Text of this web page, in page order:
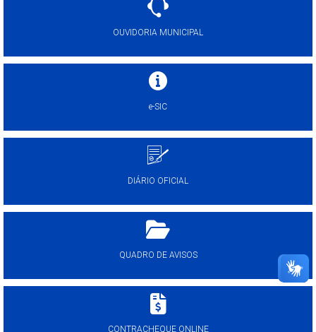
OUVIDORIA MUNICIPAL
e-SIC
DIÁRIO OFICIAL
QUADRO DE AVISOS
CONTRACHEQUE ONLINE